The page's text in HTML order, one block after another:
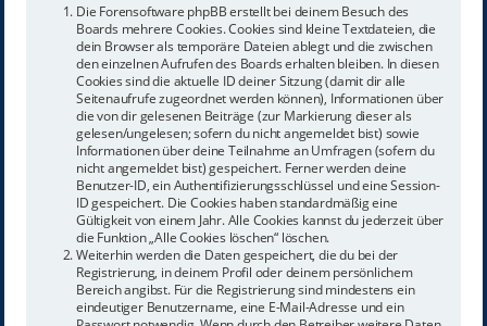
Die Forensoftware phpBB erstellt bei deinem Besuch des
Boards mehrere Cookies. Cookies sind kleine Textdateien, die
dein Browser als temporäre Dateien ablegt und die zwischen
den einzelnen Aufrufen des Boards erhalten bleiben. In diesen
Cookies sind die aktuelle ID deiner Sitzung (damit dir alle
Seitenaufrufe zugeordnet werden können), Informationen über
die von dir gelesenen Beiträge (zur Markierung dieser als
gelesen/ungelesen; sofern du nicht angemeldet bist) sowie
Informationen über deine Teilnahme an Umfragen (sofern du
nicht angemeldet bist) gespeichert. Ferner werden deine
Benutzer-ID, ein Authentifizierungsschlüssel und eine Session-
ID gespeichert. Die Cookies haben standardmäßig eine
Gültigkeit von einem Jahr. Alle Cookies kannst du jederzeit über
die Funktion „Alle Cookies löschen“ löschen.
Weiterhin werden die Daten gespeichert, die du bei der
Registrierung, in deinem Profil oder deinem persönlichem
Bereich angibst. Für die Registrierung sind mindestens ein
eindeutiger Benutzername, eine E-Mail-Adresse und ein